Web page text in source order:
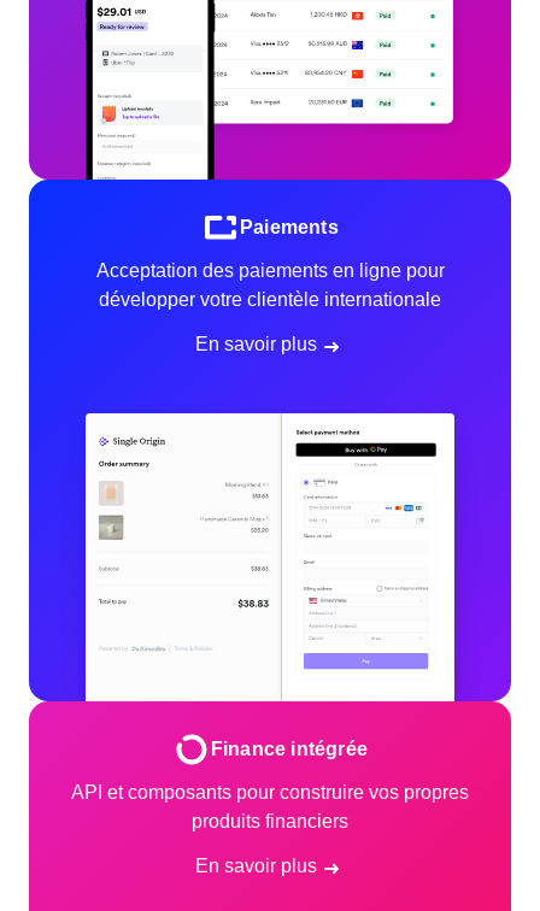
Paiements
Acceptation des paiements en ligne pour
développer votre clientèle internationale
En savoir plus
Finance intégrée
API et composants pour construire vos propres
produits financiers
En savoir plus